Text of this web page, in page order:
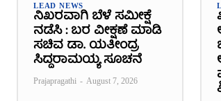
LEAD NEWS
ನಿಖರವಾಗಿ ಬೆಳೆ ಸಮೀಕ್ಷೆ
ನಡೆಸಿ : ಬರ ವೀಕ್ಷಣೆ ಮಾಡಿ
ಸಚಿವ ಡಾ. ಯತೀಂದ್ರ
ಸಿದ್ದರಾಮಯ್ಯ ಸೂಚನೆ
Prajapragathi - August 7, 2026